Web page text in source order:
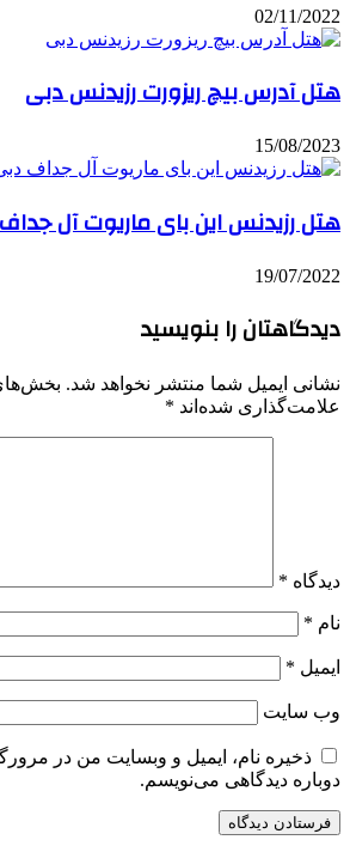
02/11/2022
هتل آدرس بیچ ریزورت رزیدنس دبی
15/08/2023
هتل رزیدنس این بای ماریوت آل
19/07/2022
دیدگاهتان را بنویسید
نشانی ایمیل شما منتشر نخواهد شد.
علامت‌گذاری شده‌اند *
دیدگاه *
نام *
ایمیل *
وب‌ سایت
ذخیره نام، ایمیل و وبسایت من در
دوباره دیدگاهی می‌نویسم.